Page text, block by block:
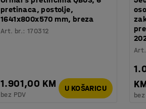
pretinaca, postolje,
1641x800x570 mm, breza
Art. br.:170312
1.901,00 KM
bez PDV
U KOŠARICU
bez